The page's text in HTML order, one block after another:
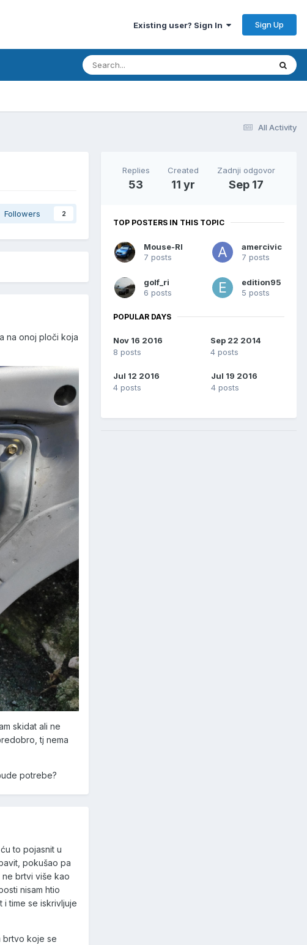
Existing user? Sign In Sign Up
All Activity
Followers 2
na onoj ploči koja
skidat ali ne
tj nema
potrebe?
to pojasnit u
pokušao pa
brtvi više kao
nisam htio
time se iskrivljuje
brtvo koje se
Replies
53
Created
11 yr
Zadnji odgovor
Sep 17
TOP POSTERS IN THIS TOPIC
Mouse-RI
7 posts
amercivic
7 posts
golf_ri
6 posts
edition95
5 posts
POPULAR DAYS
Nov 16 2016
8 posts
Sep 22 2014
4 posts
Jul 12 2016
4 posts
Jul 19 2016
4 posts